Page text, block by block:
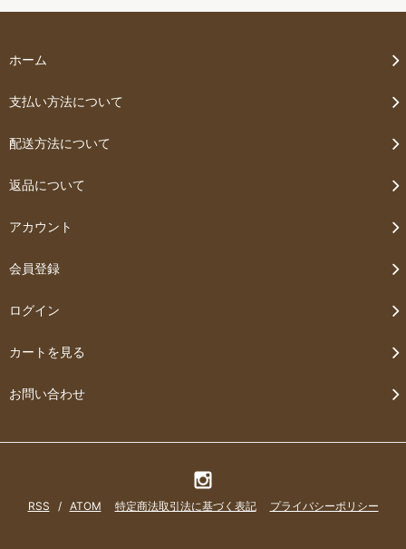
ホーム
支払い方法について
配送方法について
返品について
アカウント
会員登録
ログイン
カートを見る
お問い合わせ
RSS / ATOM 特定商法取引法に基づく表記 プライバシーポリシー